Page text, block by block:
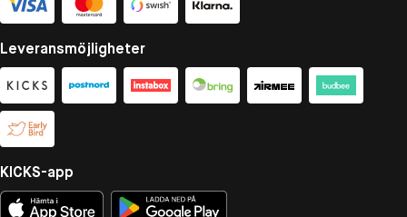
Leveransmöjligheter
KICKS-app